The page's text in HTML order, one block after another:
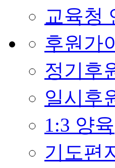
교육청
후원가
정기후
일시후
1:3 양육
기도편